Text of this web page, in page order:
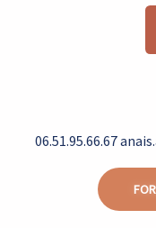
06.51.95.66.67